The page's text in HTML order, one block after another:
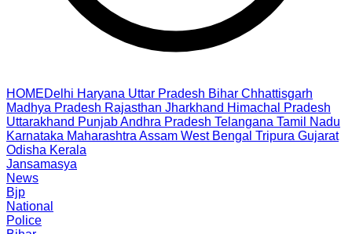
HOMEDelhi Haryana Uttar Pradesh Bihar Chhattisgarh
Madhya Pradesh Rajasthan Jharkhand Himachal Pradesh
Uttarakhand PunjabAndhra Pradesh Telangana Tamil Nadu
Karnataka Maharashtra Assam West Bengal Tripura Gujarat
Odisha Kerala
Jansamasya
News
Bjp
National
Police